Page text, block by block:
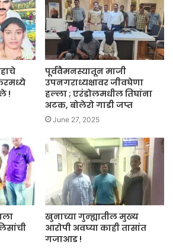
!
पूर्ववैमनस्यातून माजी
उपनगराध्यक्षावर जीवघेणा
हल्ला ; एरंडोलमधील तिघांना
अटक, बोलेरो गाडी जप्त
June 27, 2025
खुनाच्या गुन्ह्यातील मुख्य
आरोपी अवघ्या काही तासांत
गजाआड !